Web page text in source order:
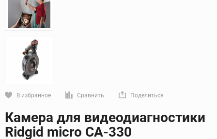
В избранное Сравнить Поделиться
Камера для видеодиагностики
Ridgid micro CA-330